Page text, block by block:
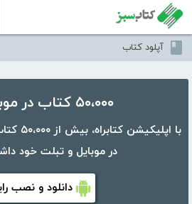
آپلود کتاب
۵۰،۰۰۰ کتاب در موبایل شما
با
در موبایل و تبلت خود
دانلود و نصب